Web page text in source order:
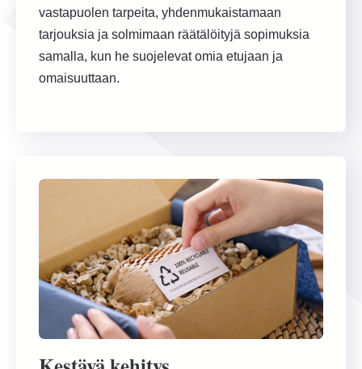
vastapuolen tarpeita, yhdenmukaistamaan
tarjouksia ja solmimaan räätälöityjä sopimuksia
samalla, kun he suojelevat omia etujaan ja
omaisuuttaan.